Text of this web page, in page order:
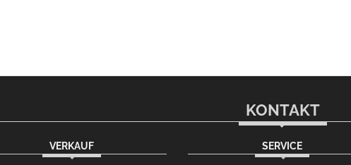
KONTAKT
VERKAUF SERVICE